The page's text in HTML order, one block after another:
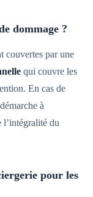
dommage ?
couvertes par une
qui couvre les
En cas de
à
l’intégralité du
pour les